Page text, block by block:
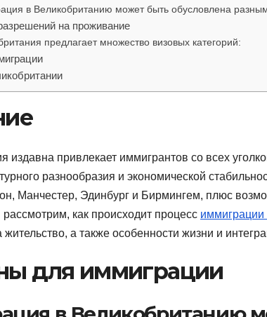
в Великобританию может быть обусловлена
на проживание
предлагает множество визовых категорий:
издавна привлекает иммигрантов со всех
разнообразия и экономической
Манчестер, Эдинбург и Бирмингем, плюс
рассмотрим, как происходит процесс
а также особенности жизни и
для иммиграции